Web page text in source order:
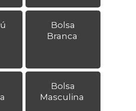
Bolsa
Branca
Bolsa
Masculina